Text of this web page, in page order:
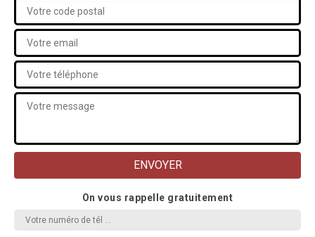
On vous rappelle gratuitement